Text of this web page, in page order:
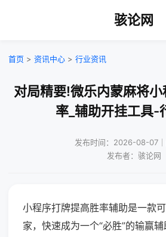
骇论网
首页 > 资讯中心 > 行业资讯
对局精要!微乐内蒙麻将
率_辅助开挂工具-
发布时间：2026-08-07｜
发布者：骇论网
小程序打牌提高胜率辅助是一款
家，快速成为一个“必胜”的输赢